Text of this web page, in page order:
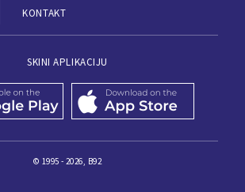
KONTAKT
SKINI APLIKACIJU
© 1995 - 2026, B92